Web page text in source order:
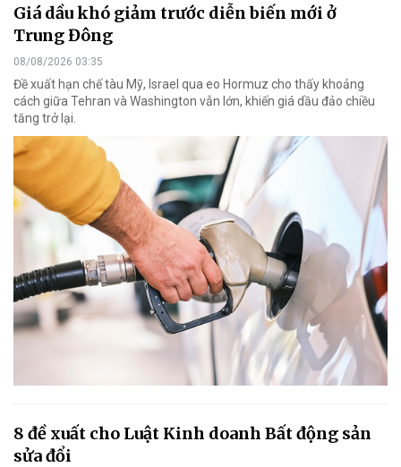
Giá dầu khó giảm trước diễn biến mới ở
Trung Đông
08/08/2026 03:35
Đề xuất hạn chế tàu Mỹ, Israel qua eo Hormuz cho thấy khoảng
cách giữa Tehran và Washington vẫn lớn, khiến giá dầu đảo chiều
tăng trở lại.
8 đề xuất cho Luật Kinh doanh Bất động sản
sửa đổi